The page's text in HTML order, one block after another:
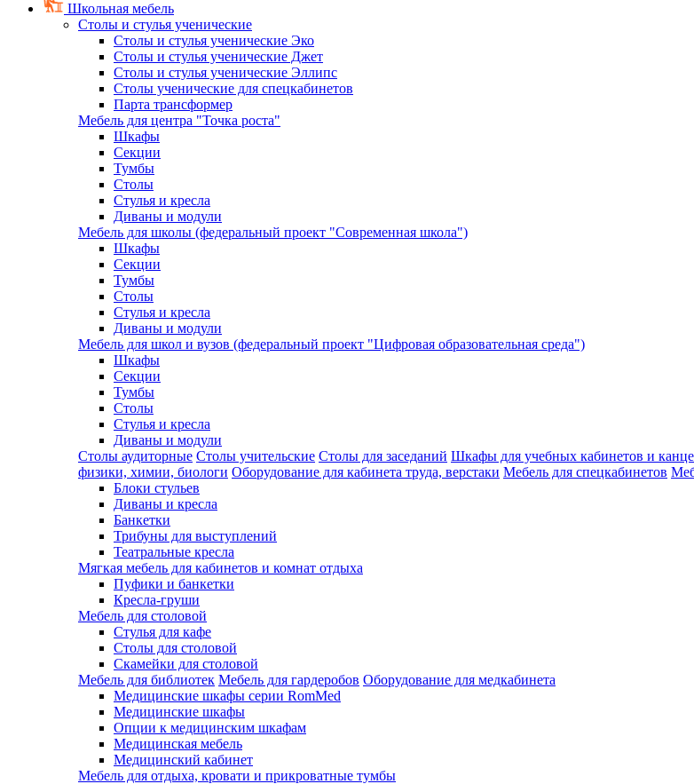
Школьная мебель
Столы и стулья ученические
Столы и стулья ученические Эко
Столы и стулья ученические Джет
Столы и стулья ученические Эллипс
Столы ученические для спецкабинетов
Парта трансформер
Мебель для центра "Точка роста"
Шкафы
Секции
Тумбы
Столы
Стулья и кресла
Диваны и модули
Мебель для школы (федеральный проект "Современная школа")
Шкафы
Секции
Тумбы
Столы
Стулья и кресла
Диваны и модули
Мебель для школ и вузов (федеральный проект "Цифровая образовательная среда")
Шкафы
Секции
Тумбы
Столы
Стулья и кресла
Диваны и модули
Столы аудиторные Столы учительские Столы для заседаний Шкафы для учебных кабинетов и
физики, химии, биологи Оборудование для кабинета труда, верстаки Мебель для спецкабинетов
Блоки стульев
Диваны и кресла
Банкетки
Трибуны для выступлений
Театральные кресла
Мягкая мебель для кабинетов и комнат отдыха
Пуфики и банкетки
Кресла-груши
Мебель для столовой
Cтулья для кафе
Cтолы для столовой
Скамейки для столовой
Мебель для библиотек Мебель для гардеробов Оборудование для медкабинета
Медицинские шкафы серии RomMed
Медицинские шкафы
Опции к медицинским шкафам
Медицинская мебель
Медицинский кабинет
Мебель для отдыха, кровати и прикроватные тумбы